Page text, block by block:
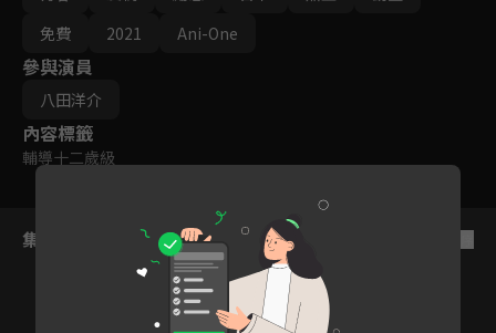
一族的卡克， 他決定支持波吉，並成為波吉第一個朋友!但波吉隔
天卻怎麼找也找不到卡克──
免費
2021 Ani-One
參與演員
八田洋介
內容標籤
輔導十二歲級
集數列表